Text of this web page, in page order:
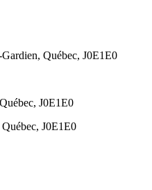
Québec, J0E1E0
J0E1E0
J0E1E0